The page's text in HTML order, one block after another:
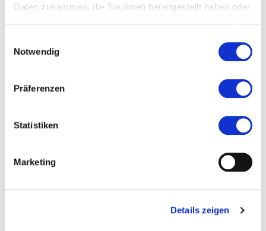
Daten zusammen, die Sie ihnen bereitgestellt haben oder
Notwendig
Präferenzen
Statistiken
Marketing
Details zeigen
Veranstaltet von